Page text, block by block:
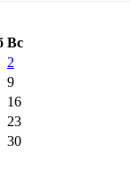
Вс
2
9
16
23
30